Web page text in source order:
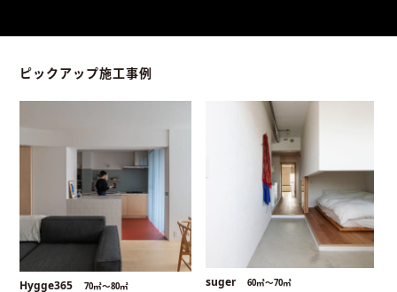
ピックアップ施工事例
Hygge365 70㎡〜80㎡ suger 60㎡〜70㎡